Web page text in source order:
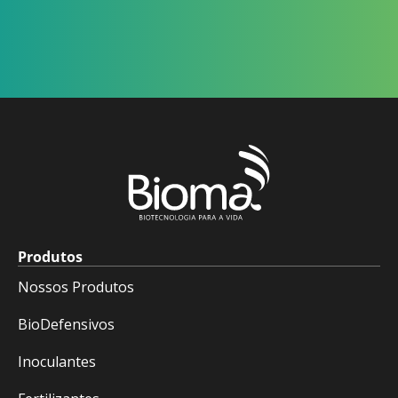
Produtos
Nossos Produtos
BioDefensivos
Inoculantes